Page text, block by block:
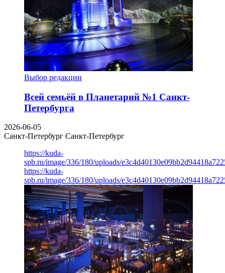
Выбор редакции
Всей семьёй в Планетарий №1 Санкт-
Петербурга
2026-06-05
Санкт-Петербург Санкт-Петербург
https://kuda-
spb.ru/image/336/180/uploads/
https://kuda-
spb.ru/image/336/180/uploads/